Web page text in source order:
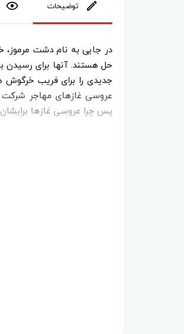
توضیحات
در جایی به نام دشت مرموز،
حل هستند. آنها برای رسیدن
جدیدی را برای فریب خرگوش
عروسی غازهای مهاجر شرکت
پس چرا عروسی غازها